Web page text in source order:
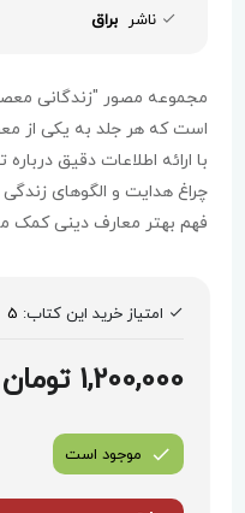
ناشر براق
است که هر جلد به یکی از
با ارائه اطلاعات دقیق
چراغ هدایت و الگوهای
فهم بهتر معارف دینی کمک
امتیاز خرید این کتاب: 5
1,200,000 تومان
موجود است